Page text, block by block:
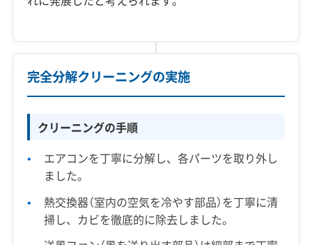
完全分解クリーニングの実施
クリーニングの手順
エアコンを丁寧に分解し、各パーツを取り外し
ました。
熱交換器（室内の空気を冷やす部品）を丁寧に清
掃し、カビを徹底的に除去しました。